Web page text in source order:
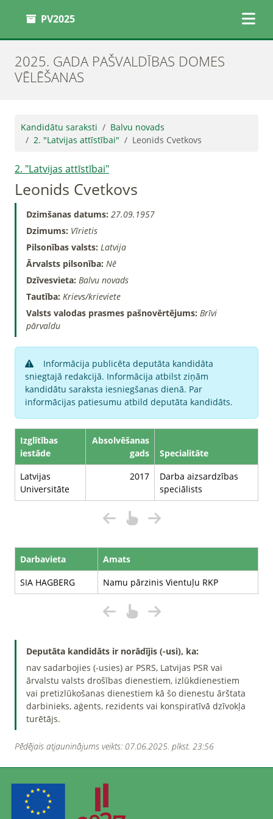
PV2025
2025. GADA PAŠVALDĪBAS DOMES
VĒLĒŠANAS
Kandidātu saraksti
Balvu novads
2. "Latvijas attīstībai"
Leonids Cvetkovs
2. "Latvijas attīstībai"
Leonids Cvetkovs
Dzimšanas datums: 27.09.1957
Dzimums: Vīrietis
Pilsonības valsts: Latvija
Ārvalsts pilsonība: Nē
Dzīvesvieta: Balvu novads
Tautība: Krievs/krieviete
Valsts valodas prasmes pašnovērtējums: Brīvi
pārvaldu
Informācija publicēta deputāta kandidāta
sniegtajā redakcijā. Informācija atbilst ziņām
kandidātu saraksta iesniegšanas dienā. Par
informācijas patiesumu atbild deputāta kandidāts.
Izglītības
iestāde
Absolvēšanas
gads
Specialitāte
Latvijas
Universitāte
2017
Darba aizsardzības
speciālists
Darbavieta
Amats
SIA HAGBERG
Namu pārzinis Vientuļu RKP
Deputāta kandidāts ir norādījis (-usi), ka:
nav sadarbojies (-usies) ar PSRS, Latvijas PSR vai
ārvalstu valsts drošības dienestiem, izlūkdienestiem
vai pretizlūkošanas dienestiem kā šo dienestu ārštata
darbinieks, aģents, rezidents vai konspiratīvā dzīvokļa
turētājs.
Pēdējais atjauninājums veikts: 07.06.2025. plkst. 23:56